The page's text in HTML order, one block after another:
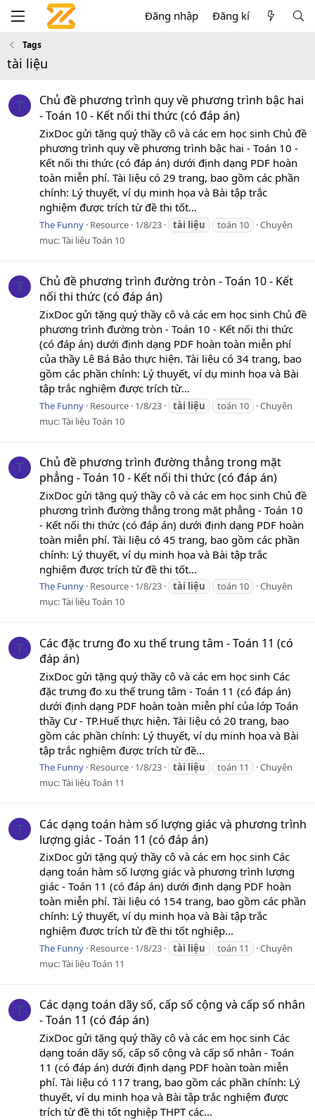
Đăng nhập Đăng kí
Tags
tài liệu
T
Chủ đề phương trình quy về phương trình bậc hai
- Toán 10 - Kết nối thi thức (có đáp án)
ZixDoc gửi tặng quý thầy cô và các em học sinh Chủ đề
phương trình quy về phương trình bậc hai - Toán 10 -
Kết nối thi thức (có đáp án) dưới định dạng PDF hoàn
toàn miễn phí. Tài liệu có 29 trang, bao gồm các phần
chính: Lý thuyết, ví dụ minh họa và Bài tập trắc
nghiệm được trích từ đề thi tốt...
The Funny Resource 1/8/23 tài liệu toán 10
Chuyên
mục:Tài liệu Toán 10
T
Chủ đề phương trình đường tròn - Toán 10 - Kết
nối thi thức (có đáp án)
ZixDoc gửi tặng quý thầy cô và các em học sinh Chủ đề
phương trình đường tròn - Toán 10 - Kết nối thi thức
(có đáp án) dưới định dạng PDF hoàn toàn miễn phí
của thầy Lê Bá Bảo thực hiện. Tài liệu có 34 trang, bao
gồm các phần chính: Lý thuyết, ví dụ minh họa và Bài
tập trắc nghiệm được trích từ...
The Funny Resource 1/8/23 tài liệu toán 10
Chuyên
mục:Tài liệu Toán 10
T
Chủ đề phương trình đường thẳng trong mặt
phẳng - Toán 10 - Kết nối thi thức (có đáp án)
ZixDoc gửi tặng quý thầy cô và các em học sinh Chủ đề
phương trình đường thẳng trong mặt phẳng - Toán 10
- Kết nối thi thức (có đáp án) dưới định dạng PDF hoàn
toàn miễn phí. Tài liệu có 45 trang, bao gồm các phần
chính: Lý thuyết, ví dụ minh họa và Bài tập trắc
nghiệm được trích từ đề thi tốt...
The Funny Resource 1/8/23 tài liệu toán 10
Chuyên
mục:Tài liệu Toán 10
T
Các đặc trưng đo xu thế trung tâm - Toán 11 (có
đáp án)
ZixDoc gửi tặng quý thầy cô và các em học sinh Các
đặc trưng đo xu thế trung tâm - Toán 11 (có đáp án)
dưới định dạng PDF hoàn toàn miễn phí của lớp Toán
thầy Cư - TP.Huế thực hiện. Tài liệu có 20 trang, bao
gồm các phần chính: Lý thuyết, ví dụ minh họa và Bài
tập trắc nghiệm được trích từ đề...
The Funny Resource 1/8/23 tài liệu toán 11
Chuyên
mục:Tài liệu Toán 11
T
Các dạng toán hàm số lượng giác và phương trình
lượng giác - Toán 11 (có đáp án)
ZixDoc gửi tặng quý thầy cô và các em học sinh Các
dạng toán hàm số lượng giác và phương trình lượng
giác - Toán 11 (có đáp án) dưới định dạng PDF hoàn
toàn miễn phí. Tài liệu có 154 trang, bao gồm các phần
chính: Lý thuyết, ví dụ minh họa và Bài tập trắc
nghiệm được trích từ đề thi tốt nghiệp...
The Funny Resource 1/8/23 tài liệu toán 11
Chuyên
mục:Tài liệu Toán 11
T
Các dạng toán dãy số, cấp số cộng và cấp số nhân
- Toán 11 (có đáp án)
ZixDoc gửi tặng quý thầy cô và các em học sinh Các
dạng toán dãy số, cấp số cộng và cấp số nhân - Toán
11 (có đáp án) dưới định dạng PDF hoàn toàn miễn
phí. Tài liệu có 117 trang, bao gồm các phần chính: Lý
thuyết, ví dụ minh họa và Bài tập trắc nghiệm được
trích từ đề thi tốt nghiệp THPT các...